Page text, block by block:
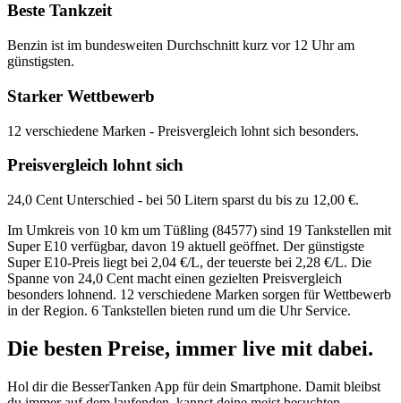
Beste Tankzeit
Benzin ist im bundesweiten Durchschnitt kurz vor 12 Uhr am
günstigsten.
Starker Wettbewerb
12 verschiedene Marken - Preisvergleich lohnt sich besonders.
Preisvergleich lohnt sich
24,0 Cent Unterschied - bei 50 Litern sparst du bis zu 12,00 €.
Im Umkreis von 10 km um Tüßling (84577) sind 19 Tankstellen mit
Super E10 verfügbar, davon 19 aktuell geöffnet. Der günstigste
Super E10-Preis liegt bei 2,04 €/L, der teuerste bei 2,28 €/L. Die
Spanne von 24,0 Cent macht einen gezielten Preisvergleich
besonders lohnend. 12 verschiedene Marken sorgen für Wettbewerb
in der Region. 6 Tankstellen bieten rund um die Uhr Service.
Die besten Preise, immer live mit dabei.
Hol dir die BesserTanken App für dein Smartphone. Damit bleibst